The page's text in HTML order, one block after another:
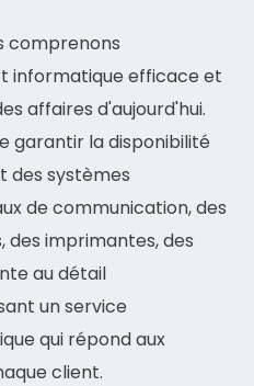
comprenons
informatique efficace et
affaires d'aujourd'hui.
garantir la disponibilité
des systèmes
de communication, des
des imprimantes, des
au détail
un service
qui répond aux
client.